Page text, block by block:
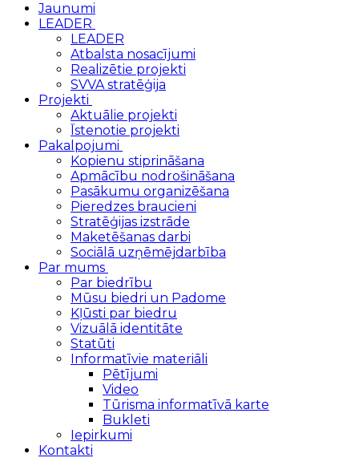
Jaunumi
LEADER
LEADER
Atbalsta nosacījumi
Realizētie projekti
SVVA stratēģija
Projekti
Aktuālie projekti
Īstenotie projekti
Pakalpojumi
Kopienu stiprināšana
Apmācību nodrošināšana
Pasākumu organizēšana
Pieredzes braucieni
Stratēģijas izstrāde
Maketēšanas darbi
Sociālā uzņēmējdarbība
Par mums
Par biedrību
Mūsu biedri un Padome
Kļūsti par biedru
Vizuālā identitāte
Statūti
Informatīvie materiāli
Pētījumi
Video
Tūrisma informatīvā karte
Bukleti
Iepirkumi
Kontakti